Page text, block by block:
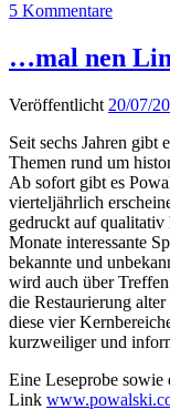
5 Kommentare
…mal nen
Veröffentlicht 20/07/
Seit sechs Jahren gibt
Themen rund um
Ab sofort gibt es
vierteljährlich
gedruckt auf qualitativ
Monate interessante
bekannte und
wird auch über
die Restaurierung
diese vier
kurzweiliger und
Eine Leseprobe
Link